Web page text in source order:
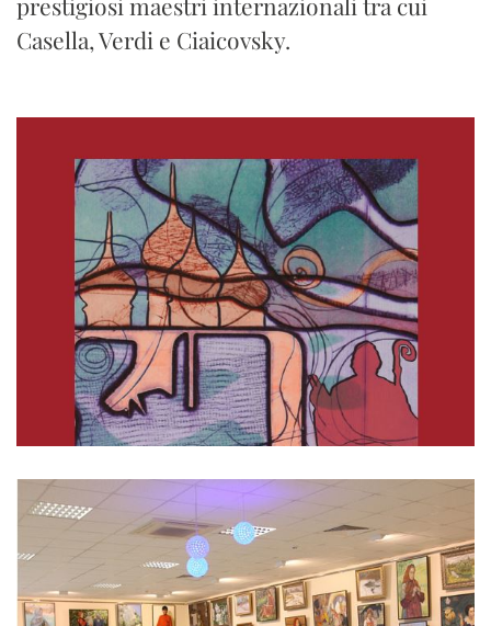
Casella, Verdi e Ciaicovsky.